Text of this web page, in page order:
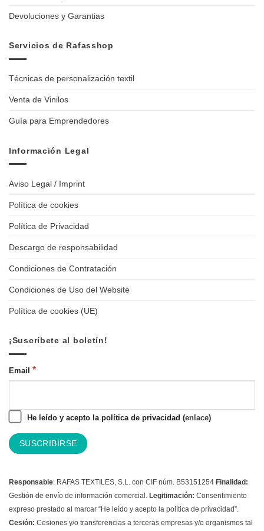
Devoluciones y Garantias
Servicios de Rafasshop
Técnicas de personalización textil
Venta de Vinilos
Guía para Emprendedores
Información Legal
Aviso Legal / Imprint
Política de cookies
Política de Privacidad
Descargo de responsabilidad
Condiciones de Contratación
Condiciones de Uso del Website
Política de cookies (UE)
¡Suscríbete al boletín!
Email *
He leído y acepto la política de privacidad (enlace)
Responsable: RAFAS TEXTILES, S.L. con CIF núm. B53151254 Finalidad:
Gestión de envío de información comercial. Legitimación: Consentimiento
expreso prestado al marcar “He leído y acepto la política de privacidad”.
Cesión: Cesiones y/o transferencias a terceras empresas y/o organismos tal